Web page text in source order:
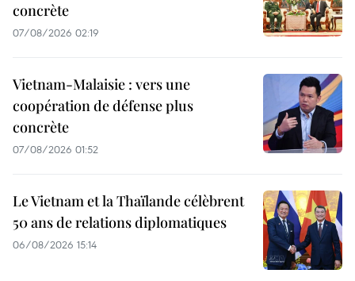
concrète
07/08/2026 02:19
Vietnam-Malaisie : vers une
coopération de défense plus
concrète
07/08/2026 01:52
Le Vietnam et la Thaïlande célèbrent
50 ans de relations diplomatiques
06/08/2026 15:14